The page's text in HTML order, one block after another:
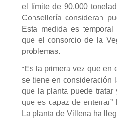
el límite de 90.000
Consellería consideran
Esta medida es
que el consorcio de la
problemas.
“Es la primera vez que en
se tiene en consideración
que la planta puede tratar
que es capaz de
La planta de Villena ha